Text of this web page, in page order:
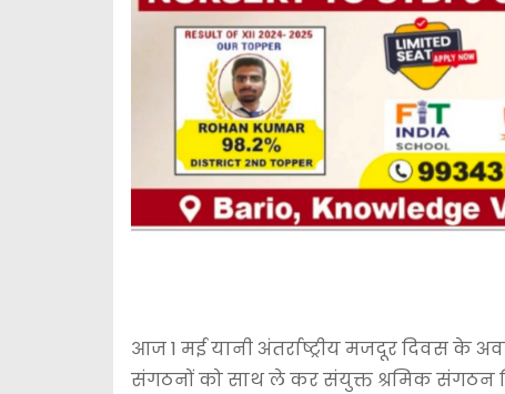
आज 1 म‌ई यानी अंतर्राष्ट्रीय मजदूर दिवस के
संगठनों को साथ ले कर संयुक्त श्रमिक